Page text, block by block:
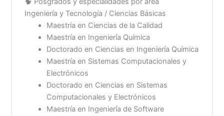
Ingeniería y Tecnología / Ciencias Básicas
Maestría en Ciencias de la Calidad
Maestría en Ingeniería Química
Doctorado en Ciencias en Ingeniería Química
Maestría en Sistemas Computacionales y
Electrónicos
Doctorado en Ciencias en Sistemas
Computacionales y Electrónicos
Maestría en Ingeniería de Software